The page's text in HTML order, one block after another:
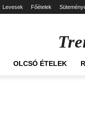
Levesek Főételek
OLCSÓ ÉTELEK